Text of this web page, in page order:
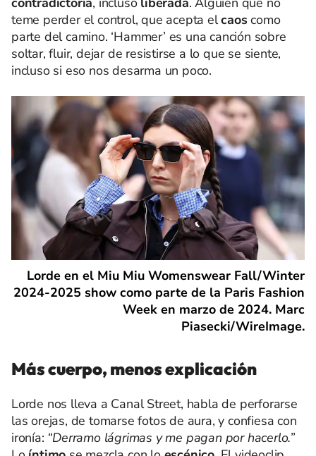
teme perder el control, que acepta elcaoscomo
parte del camino. ‘Hammer’ es una canción sobre
soltar, fluir, dejar de resistirse a lo que se siente,
incluso si eso nos desarma un poco.
Lorde en el Miu Miu Womenswear Fall/Winter
2024-2025 show como parte de la Paris Fashion
Week en marzo de 2024. Marc
Piasecki/WireImage.
Más cuerpo, menos explicación
Lorde nos lleva a Canal Street, habla de perforarse
las orejas, de tomarse fotos de aura, y confiesa con
ironía: “Derramo lágrimas y me pagan por hacerlo.”